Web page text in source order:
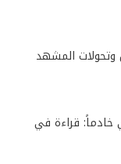
وتحولات المشهد
خادماً: قراءة في